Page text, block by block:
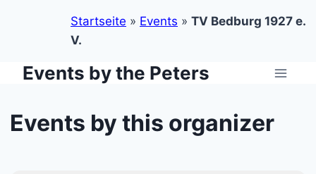
Startseite » Events » TV Bedburg 1927 e.
V.
ZumEvents by the Peters
Events by this organizer